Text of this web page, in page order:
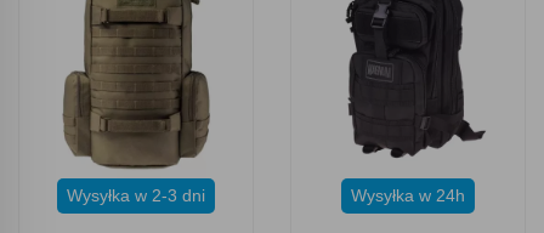
Wysyłka w 2-3 dni Wysyłka w 24h